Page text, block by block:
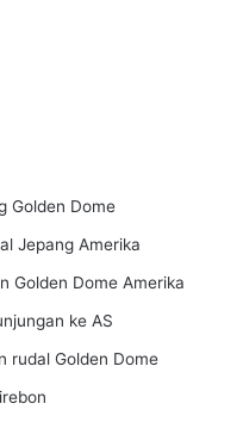
Golden Dome
Jepang Amerika
Golden Dome Amerika
ke AS
rudal Golden Dome